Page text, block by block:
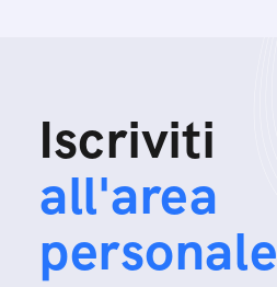
Iscriviti
all'area
personale